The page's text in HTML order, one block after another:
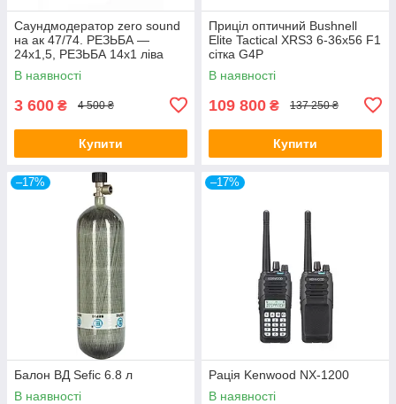
Саундмодератор zero sound
на ак 47/74. РЕЗЬБА —
24х1,5, РЕЗЬБА 14х1 ліва
В наявності
3 600 ₴ 4 500 ₴
Купити
Приціл оптичний Bushnell
Elite Tactical XRS3 6-36x56 F1
сітка G4P
В наявності
109 800 ₴ 137 250 ₴
Купити
–17%
Балон ВД Sefic 6.8 л
В наявності
–17%
Рація Kenwood NX-1200
В наявності